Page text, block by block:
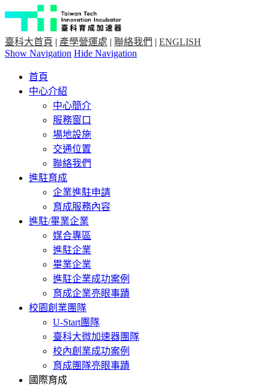
臺科大首頁 | 產學營運處 | 聯絡我們 | ENGLISH
Show Navigation Hide Navigation
首頁
中心介紹
中心簡介
服務窗口
場地設施
交通位置
聯絡我們
進駐育成
企業進駐申請
育成服務內容
進駐/畢業企業
媒合專區
進駐企業
畢業企業
進駐企業成功案例
育成企業亮眼事蹟
校園創業團隊
U-Start團隊
臺科大微加速器團隊
校內創業成功案例
育成團隊亮眼事蹟
國際育成